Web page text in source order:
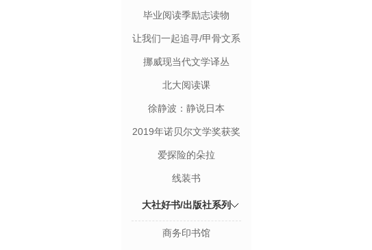
书
毕业阅读季励志读物
让我们一起追寻/甲骨文系
列丛书
挪威现当代文学译丛
北大阅读课
徐静波：静说日本
2019年诺贝尔文学奖获奖
者作品
爱探险的朵拉
线装书
大社好书/出版社系列
商务印书馆